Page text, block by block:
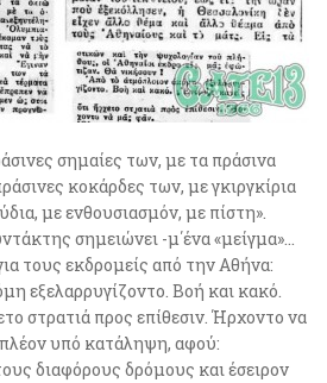
σημαίες των, με τα πράσινα
κοκάρδες των, με γκιργκίρια
με ενθουσιασμόν, με πίστη».
σημειώνει -μ΄ένα «μείγμα»…
τους εκδρομείς από την Αθήνα:
εξελαρρυγίζοντο. Βοή και κακό.
στρατιά προς επίθεσιν. Ήρχοντο να
υπό κατάληψη, αφού:
διαφόρους δρόμους και έσειρον